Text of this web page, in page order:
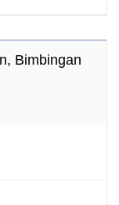
Bimbingan